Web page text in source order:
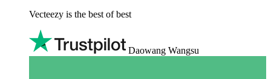
Vecteezy is the best of best
Daowang Wangsu